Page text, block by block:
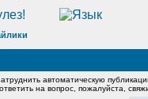
автоматическую
на вопрос, пожалуйста,